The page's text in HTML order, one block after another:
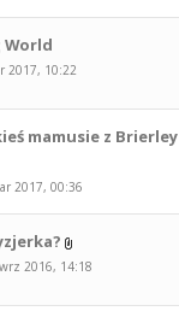
World
2017, 10:22
mamusie z
2017, 00:36
2016, 14:18